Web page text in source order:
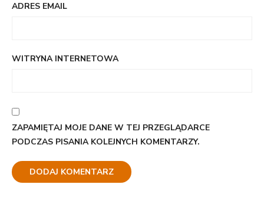
ADRES EMAIL
WITRYNA INTERNETOWA
ZAPAMIĘTAJ MOJE DANE W TEJ PRZEGLĄDARCE
PODCZAS PISANIA KOLEJNYCH KOMENTARZY.